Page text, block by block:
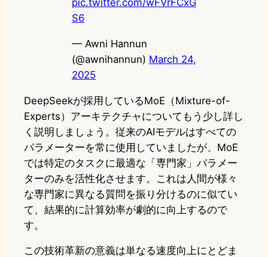
pic.twitter.com/wFVrFCxG
S6
— Awni Hannun
(@awnihannun) March 24,
2025
DeepSeekが採用しているMoE（Mixture-of-
Experts）アーキテクチャについてもう少し詳し
く説明しましょう。従来のAIモデルはすべての
パラメーターを常に使用していましたが、MoE
では特定のタスクに最適な「専門家」パラメー
ターのみを活性化させます。これは人間が様々
な専門家に異なる質問を振り分けるのに似てい
て、結果的に計算効率が劇的に向上するので
す。
この技術革新の意義は単なる速度向上にとどま